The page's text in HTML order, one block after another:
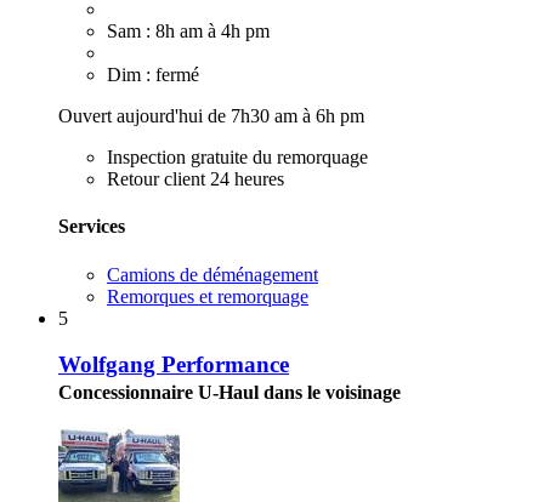
Sam : 8h am à 4h pm
Dim : fermé
Ouvert aujourd'hui de 7h30 am à 6h pm
Inspection gratuite du remorquage
Retour client 24 heures
Services
Camions de déménagement
Remorques et remorquage
5
Wolfgang Performance
Concessionnaire U-Haul dans le voisinage